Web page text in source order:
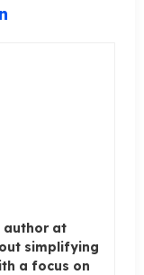
author at
simplifying
a focus on